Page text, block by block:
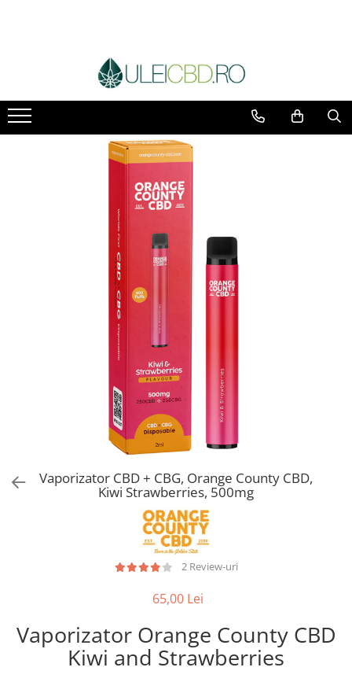
Vaporizator CBD + CBG, Orange County CBD,
Kiwi Strawberries, 500mg
2 Review-uri
65,00 Lei
Vaporizator Orange County CBD
Kiwi and Strawberries